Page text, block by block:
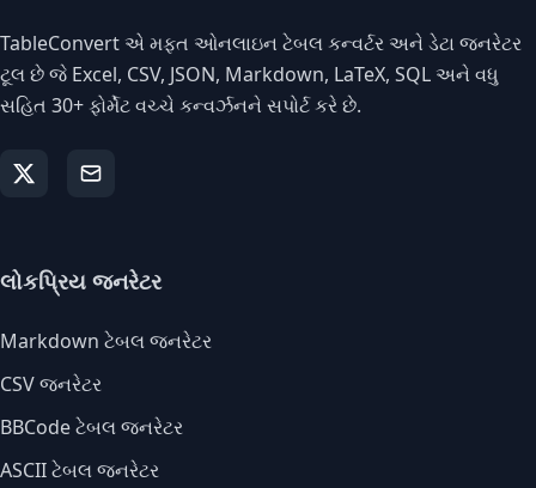
TableConvert એ મફત ઓનલાઇન ટેબલ કન્વર્ટર અને ડેટા જનરેટર
ટૂલ છે જે Excel, CSV, JSON, Markdown, LaTeX, SQL અને વધુ
સહિત 30+ ફોર્મેટ વચ્ચે કન્વર્ઝનને સપોર્ટ કરે છે.
લોકપ્રિય જનરેટર
Markdown ટેબલ જનરેટર
CSV જનરેટર
BBCode ટેબલ જનરેટર
ASCII ટેબલ જનરેટર